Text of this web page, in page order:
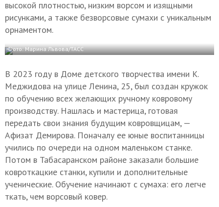
высокой плотностью, низким ворсом и изящными
рисунками, а также безворсовые сумахи с уникальным
орнаментом.
Фото: Марина Львова/ТАСС
В 2023 году в Доме детского творчества имени К.
Меджидова на улице Ленина, 25, был создан кружок
по обучению всех желающих ручному ковровому
производству. Нашлась и мастерица, готовая
передать свои знания будущим ковровщицам, —
Афизат Демирова. Поначалу ее юные воспитанницы
учились по очереди на одном маленьком станке.
Потом в Табасаранском районе заказали большие
ковроткацкие станки, купили и дополнительные
ученические. Обучение начинают с сумаха: его легче
ткать, чем ворсовый ковер.